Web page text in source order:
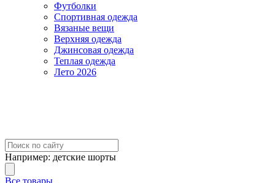
Футболки
Спортивная одежда
Вязаные вещи
Верхняя одежда
Джинсовая одежда
Теплая одежда
Лето 2026
Например: детские шорты
Все товары